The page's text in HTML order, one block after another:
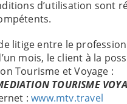
d’utilisation sont
litige entre le
mois, le client à la
Tourisme et Voyage :
TOURISME
:www.mtv.travel